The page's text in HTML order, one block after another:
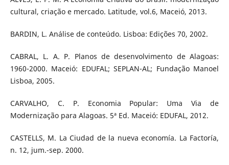
cultural, criação e mercado. Latitude, vol.6, Maceió, 2013.
BARDIN, L. Análise de conteúdo. Lisboa: Edições 70, 2002.
CABRAL, L. A. P. Planos de desenvolvimento de Alagoas:
1960-2000. Maceió: EDUFAL; SEPLAN-AL; Fundação Manoel
Lisboa, 2005.
CARVALHO, C. P. Economia Popular: Uma Via de
Modernização para Alagoas. 5ª Ed. Maceió: EDUFAL, 2012.
CASTELLS, M. La Ciudad de la nueva economía. La Factoría,
n. 12, jum.-sep. 2000.